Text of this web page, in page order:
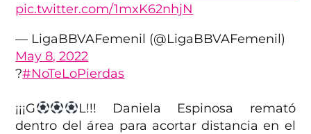
pic.twitter.com/1mxK62nhjN
— LigaBBVAFemenil (@LigaBBVAFemenil)
May 8, 2022
?#NoTeLoPierdas
¡¡¡G
L!!! Daniela Espinosa remató
dentro del área para acortar distancia en el